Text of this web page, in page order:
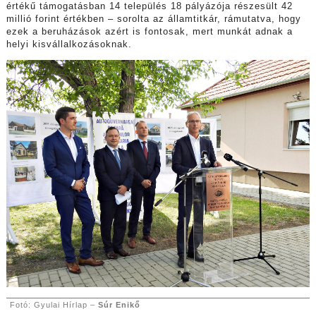
értékű támogatásban 14 település 18 pályázója részesült 42
millió forint értékben – sorolta az államtitkár, rámutatva, hogy
ezek a beruházások azért is fontosak, mert munkát adnak a
helyi kisvállalkozásoknak.
Fotó: Gyulai Hírlap – Súr Enikő